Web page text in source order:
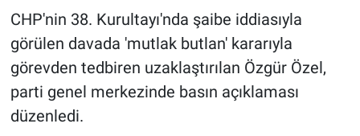
CHP'nin 38. Kurultayı'nda şaibe iddiasıyla
görülen davada 'mutlak butlan' kararıyla
görevden tedbiren uzaklaştırılan Özgür Özel,
parti genel merkezinde basın açıklaması
düzenledi.